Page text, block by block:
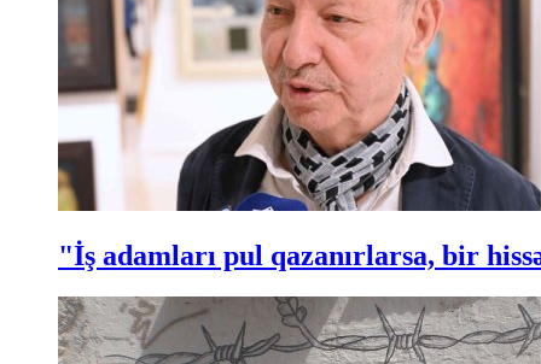
"İş adamları pul qazanırlarsa, bir